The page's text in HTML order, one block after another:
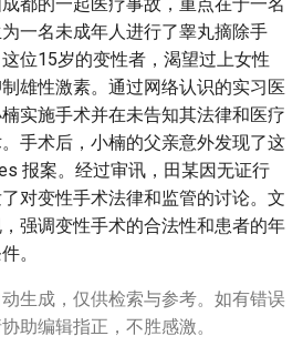
一名未成年人进行了睾丸摘除手
位15岁的变性者，渴望过上女性
雄性激素。通过网络认识的实习医
实施手术并在未告知其法律和医疗
手术后，小楠的父亲意外发现了这
报案。经过审讯，田某因无证行
对变性手术法律和监管的讨论。文
强调变性手术的合法性和患者的年
。
生成，仅供检索与参考。如有错误
助编辑指正，不胜感激。